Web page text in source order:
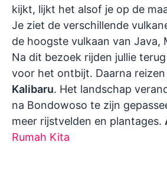
kijkt, lijkt het alsof je op de
Je ziet de verschillende
de hoogste vulkaan van Java,
Na dit bezoek rijden jullie
voor het ontbijt. Daarna
Kalibaru. Het landschap
na Bondowoso te zijn
meer rijstvelden en plantages.
Rumah Kita